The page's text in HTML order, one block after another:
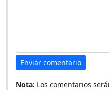
Enviar comentario
Nota: Los comentarios